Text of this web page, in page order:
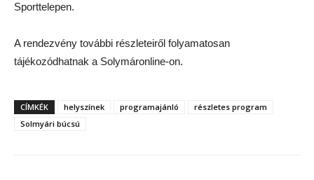
Sporttelepen.
A rendezvény további részleteiről folyamatosan
tájékozódhatnak a Solymáronline-on.
CÍMKÉK helyszínek programajánló
részletes program
Solmyári búcsú